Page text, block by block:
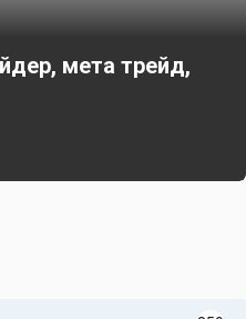
мета трейд,